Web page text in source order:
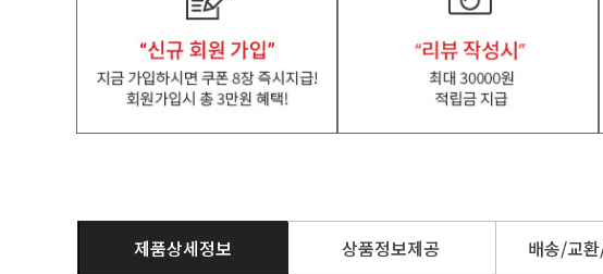
제품상세정보 상품정보제공 배송/교